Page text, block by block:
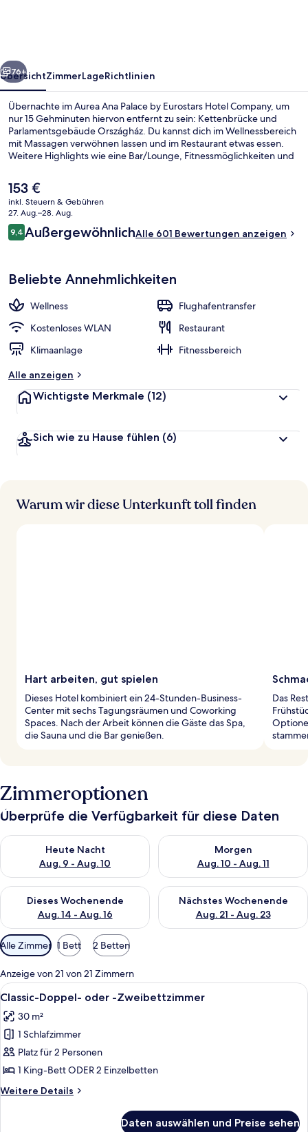
Company
Weiter
76+
ÜbersichtZimmerLageRichtlinien
Übernachte im Aurea Ana Palace by Eurostars Hotel Company, um
nur 15 Gehminuten hiervon entfernt zu sein: Kettenbrücke und
Parlamentsgebäude Országház. Du kannst dich im Wellnessbereich
mit Massagen verwöhnen lassen und im Restaurant etwas essen.
Weitere Highlights wie eine Bar/Lounge, Fitnessmöglichkeiten und
Reisende haben viel Gutes über das hilfsbereite Personal zu
berichten. Die Unterkunft ist nur einen kurzen Fußmarsch von den
öffentlichen Verkehrsmitteln entfernt: Zur U-Bahn läuft man 3
Minuten (Station Kossuth Lajos tér) bzw. 5 Minuten
(Straßenbahnhaltestelle Széchenyi István tér).
Der
aktuelle
Preis
beträgt
153 €.
153 €
inkl. Steuern & Gebühren
27. Aug.–28. Aug.
Bewertungen
9,49,4 von 10.
AußergewöhnlichAlle 601 Bewertungen anzeigen
Beliebte Annehmlichkeiten
Wellness
Flughafentransfer
Kostenloses WLAN
Restaurant
Klimaanlage
Fitnessbereich
Alle anzeigen
Wichtigste Merkmale (12)
Sich wie zu Hause fühlen (6)
Warum wir diese Unterkunft toll finden
Hart arbeiten, gut spielen
Dieses Hotel kombiniert ein 24-Stunden-Business-
Center mit sechs Tagungsräumen und Coworking
Spaces. Nach der Arbeit können die Gäste das Spa,
die Sauna und die Bar genießen.
Das
Zimmeroptionen
Überprüfe die Verfügbarkeit für diese Daten
Heute Nacht
Aug. 9 - Aug. 10
Überprüfe die Verfügbarkeit für heute Nacht, Aug. 9 - Aug.
Morgen
Aug. 10 - Aug. 11
Überprüfe die Verfügbarkeit
Dieses Wochenende
Aug. 14 - Aug. 16
Überprüfe die Verfügbarkeit für dieses Wochenende, Aug. 14
Nächstes Wochenende
Aug. 21 - Aug. 23
Überprüfe die Verfügbarkeit
Verfügbare
Filter
für
Zimmer
Alle Zimmer 1 Bett 2 Betten
Anzeige von 21 von 21 Zimmern
Alle
Fotos
für
Classic-
Doppel-
oder
-
Zweibettzimmer
Ein Hotelzimmer mit einem großen
5
Classic-Doppel- oder -Zweibettzimmer
30 m²
1 Schlafzimmer
Platz für 2 Personen
1 King-Bett ODER 2 Einzelbetten
Weitere Details
Weitere
Daten auswählen und Preise sehen